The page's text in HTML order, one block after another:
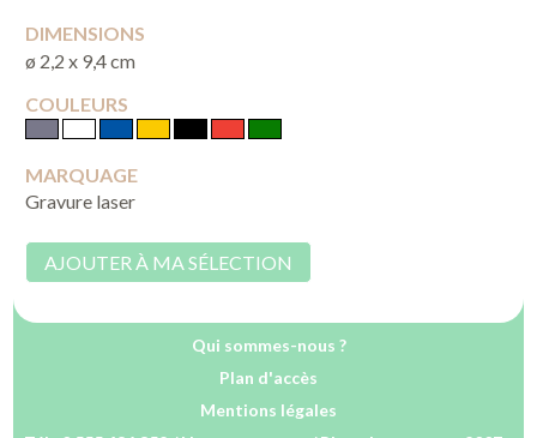
DIMENSIONS
ø 2,2 x 9,4 cm
COULEURS
MARQUAGE
Gravure laser
AJOUTER À MA SÉLECTION
Qui sommes-nous ?
Plan d'accès
Mentions légales